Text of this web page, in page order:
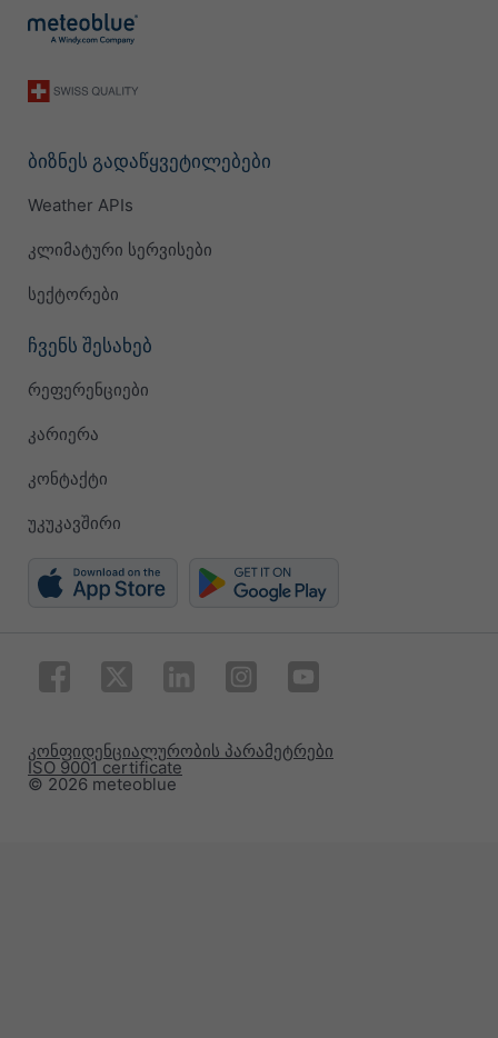
ბიზნეს გადაწყვეტილებები
Weather APIs
კლიმატური სერვისები
სექტორები
ჩვენს შესახებ
რეფერენციები
კარიერა
კონტაქტი
უკუკავშირი
© 2026 meteoblue
ISO 9001 certificate
კონფიდენციალურობის პარამეტრები